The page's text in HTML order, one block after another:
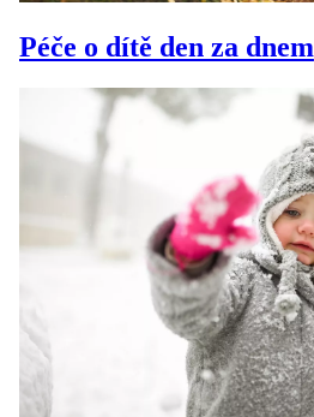
Péče o dítě den za dnem